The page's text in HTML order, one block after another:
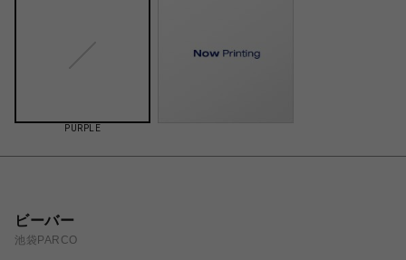
PURPLE
ビーバー
池袋PARCO